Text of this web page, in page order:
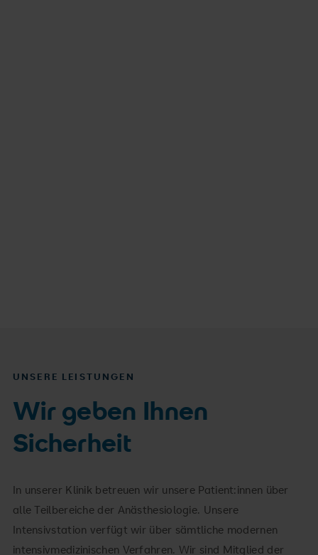
UNSERE LEISTUNGEN
Wir geben Ihnen
Sicherheit
In unserer Klinik betreuen wir unsere Patient:innen über
alle Teilbereiche der Anästhesiologie. Unsere
Intensivstation verfügt wir über sämtliche modernen
intensivmedizinischen Verfahren. Wir sind Mitglied der